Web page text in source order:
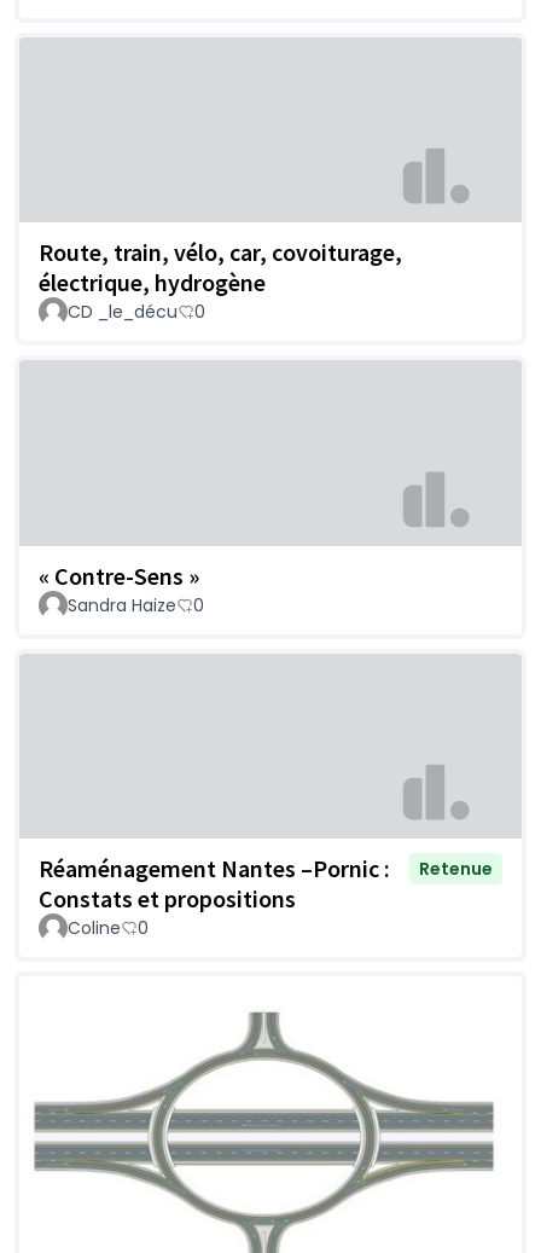
Route, train, vélo, car, covoiturage,
électrique, hydrogène
CD _le_décu 0
« Contre-Sens »
Sandra Haize 0
Réaménagement Nantes –Pornic :
Constats et propositions
Retenue
Coline 0